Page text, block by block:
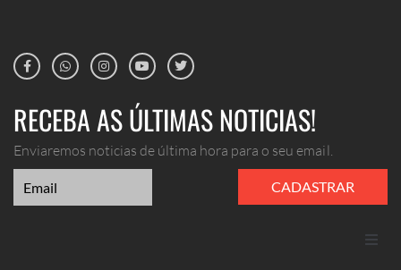
RECEBA AS ÚLTIMAS NOTICIAS!
Enviaremos noticias de última hora para o seu email.
CADASTRAR